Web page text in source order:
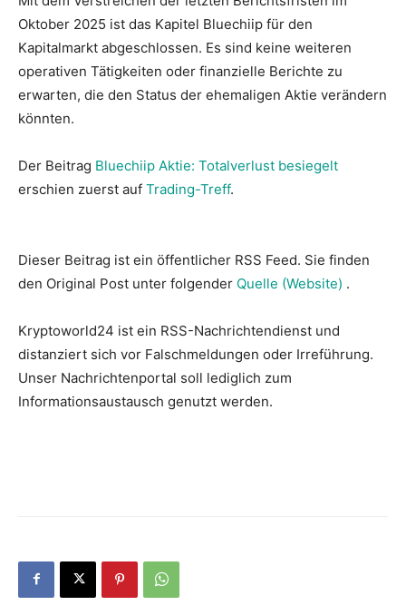
Oktober 2025 ist das Kapitel Bluechiip für den
Kapitalmarkt abgeschlossen. Es sind keine weiteren
operativen Tätigkeiten oder finanzielle Berichte zu
erwarten, die den Status der ehemaligen Aktie verändern
könnten.
Der Beitrag Bluechiip Aktie: Totalverlust besiegelt
erschien zuerst auf Trading-Treff.
Dieser Beitrag ist ein öffentlicher RSS Feed. Sie finden
den Original Post unter folgender Quelle (Website) .
Kryptoworld24 ist ein RSS-Nachrichtendienst und
distanziert sich vor Falschmeldungen oder Irreführung.
Unser Nachrichtenportal soll lediglich zum
Informationsaustausch genutzt werden.